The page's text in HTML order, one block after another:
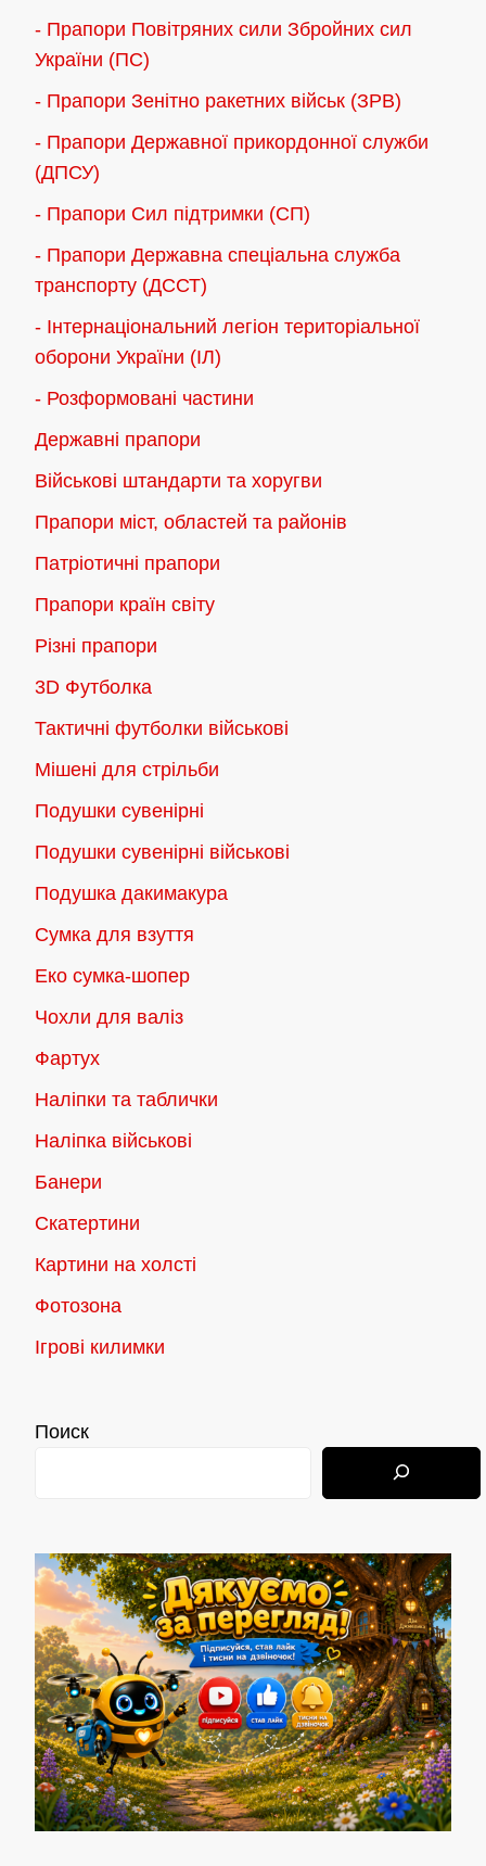
- Прапори Повітряних сили Збройних сил
України (ПС)
- Прапори Зенітно ракетних військ (ЗРВ)
- Прапори Державної прикордонної служби
(ДПСУ)
- Прапори Сил підтримки (СП)
- Прапори Державна спеціальна служба
транспорту (ДССТ)
- Інтернаціональний легіон територіальної
оборони України (ІЛ)
- Розформовані частини
Державні прапори
Військові штандарти та хоругви
Прапори міст, областей та районів
Патріотичні прапори
Прапори країн світу
Різні прапори
3D Футболка
Тактичні футболки військові
Мішені для стрільби
Подушки сувенірні
Подушки сувенірні військові
Подушка дакимакура
Сумка для взуття
Еко сумка-шопер
Чохли для валіз
Фартух
Наліпки та таблички
Наліпка військові
Банери
Скатертини
Картини на холсті
Фотозона
Ігрові килимки
Поиск